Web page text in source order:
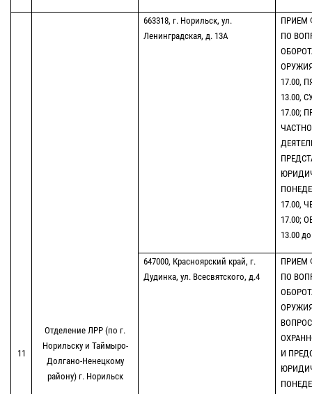
11
Отделение ЛРР (по г.
Норильску и Таймыро-
Долгано-Ненецкому
району) г. Норильск
663318, г. Норильск, ул.
Ленинградская, д. 13А
ПРИЕМ
ПО
17.00,
13.00,
17.00;
17.00,
17.00;
13.00
647000, Красноярский край, г.
Дудинка, ул. Всесвятского, д.4
ПРИЕМ
ПО
И